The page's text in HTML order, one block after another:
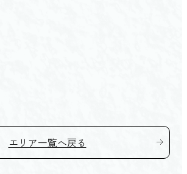
エリア一覧へ戻る